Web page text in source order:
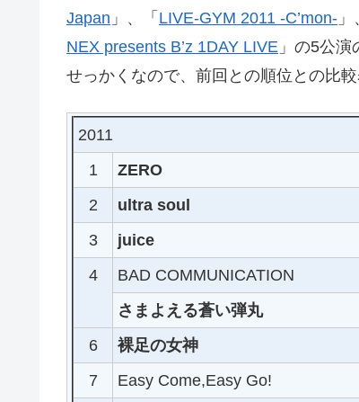
Japan 」、「 LIVE-GYM 2011 -C’mon- 」
NEX presents B’z 1DAY LIVE 」の5公
せっかくなので、前回との順位との比較
2011
1
ZERO
2
ultra soul
3
juice
4
BAD COMMUNICATION
さまよえる蒼い弾丸
6
裸足の女神
7
Easy Come,Easy Go!